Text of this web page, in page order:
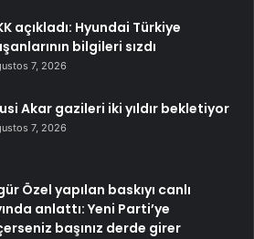
açıkladı: Hyundai Türkiye
bilgileri sızdı
7, 2026
Akar gazileri iki yıldır bekletiyor
7, 2026
Özel yapılan baskıyı canlı
anlattı: Yeni Parti’ye
başınız derde girer